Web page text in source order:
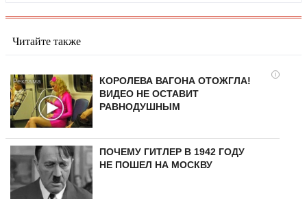
Читайте также
i
КОРОЛЕВА ВАГОНА ОТОЖГЛА!
ВИДЕО НЕ ОСТАВИТ
РАВНОДУШНЫМ
ПОЧЕМУ ГИТЛЕР В 1942 ГОДУ
НЕ ПОШЕЛ НА МОСКВУ